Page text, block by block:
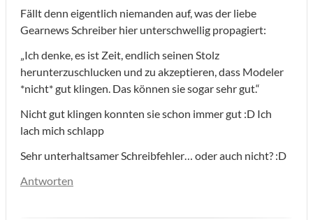
Fällt denn eigentlich niemanden auf, was der liebe
Gearnews Schreiber hier unterschwellig propagiert:
„Ich denke, es ist Zeit, endlich seinen Stolz
herunterzuschlucken und zu akzeptieren, dass Modeler
*nicht* gut klingen. Das können sie sogar sehr gut.“
Nicht gut klingen konnten sie schon immer gut :D Ich
lach mich schlapp
Sehr unterhaltsamer Schreibfehler… oder auch nicht? :D
Antworten